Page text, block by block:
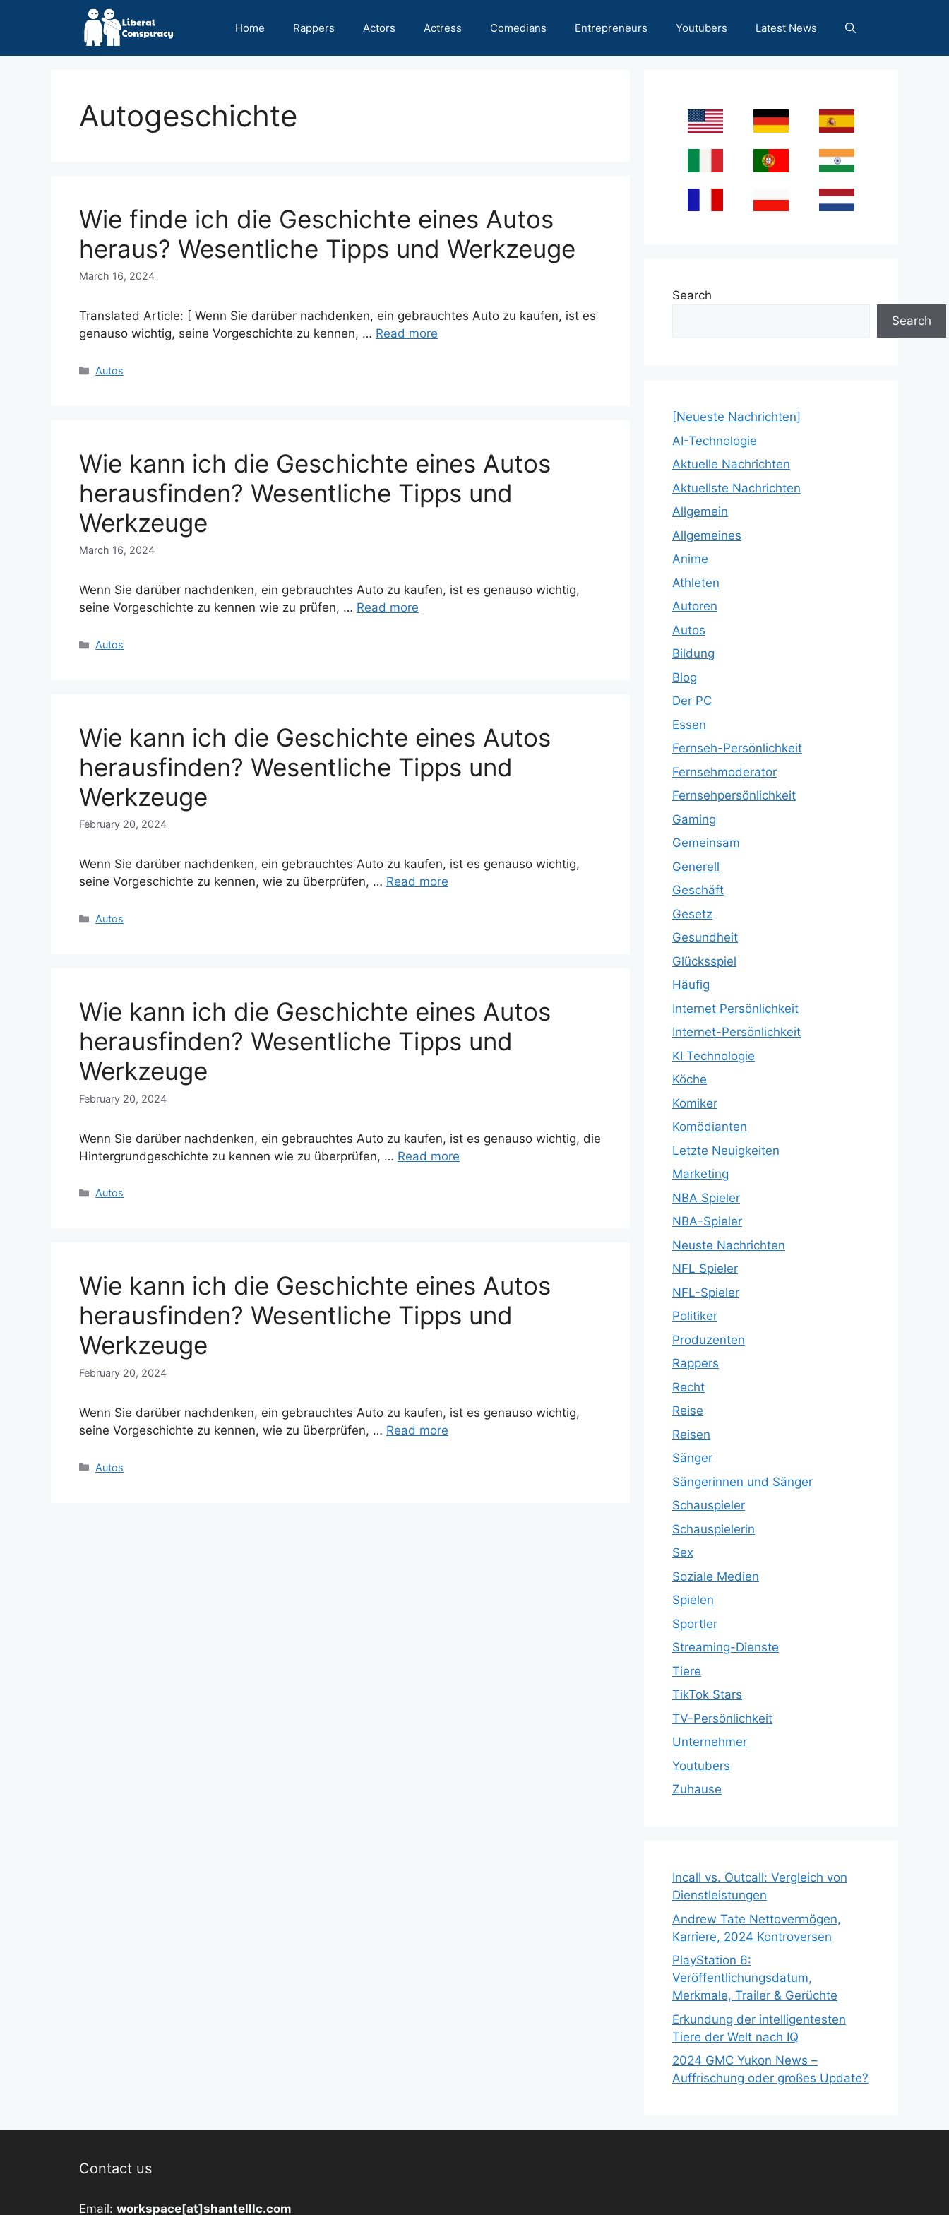
Home Rappers Actors Actress Comedians Entrepreneurs Youtubers Latest News
Autogeschichte
Wie finde ich die Geschichte eines Autos
heraus? Wesentliche Tipps und Werkzeuge
March 16, 2024
Translated Article: [ Wenn Sie darüber nachdenken, ein gebrauchtes Auto zu kaufen, ist es
genauso wichtig, seine Vorgeschichte zu kennen, … Read more
Categories
Autos
Wie kann ich die Geschichte eines Autos
herausfinden? Wesentliche Tipps und
Werkzeuge
March 16, 2024
Wenn Sie darüber nachdenken, ein gebrauchtes Auto zu kaufen, ist es genauso wichtig,
seine Vorgeschichte zu kennen wie zu prüfen, … Read more
Categories
Autos
Wie kann ich die Geschichte eines Autos
herausfinden? Wesentliche Tipps und
Werkzeuge
February 20, 2024
Wenn Sie darüber nachdenken, ein gebrauchtes Auto zu kaufen, ist es genauso wichtig,
seine Vorgeschichte zu kennen, wie zu überprüfen, … Read more
Categories
Autos
Wie kann ich die Geschichte eines Autos
herausfinden? Wesentliche Tipps und
Werkzeuge
February 20, 2024
Wenn Sie darüber nachdenken, ein gebrauchtes Auto zu kaufen, ist es genauso wichtig, die
Hintergrundgeschichte zu kennen wie zu überprüfen, … Read more
Categories
Autos
Wie kann ich die Geschichte eines Autos
herausfinden? Wesentliche Tipps und
Werkzeuge
February 20, 2024
Wenn Sie darüber nachdenken, ein gebrauchtes Auto zu kaufen, ist es genauso wichtig,
seine Vorgeschichte zu kennen, wie zu überprüfen, … Read more
Categories
Autos
Search
Search
[Neueste Nachrichten]
AI-Technologie
Aktuelle Nachrichten
Aktuellste Nachrichten
Allgemein
Allgemeines
Anime
Athleten
Autoren
Autos
Bildung
Blog
Der PC
Essen
Fernseh-Persönlichkeit
Fernsehmoderator
Fernsehpersönlichkeit
Gaming
Gemeinsam
Generell
Geschäft
Gesetz
Gesundheit
Glücksspiel
Häufig
Internet Persönlichkeit
Internet-Persönlichkeit
KI Technologie
Köche
Komiker
Komödianten
Letzte Neuigkeiten
Marketing
NBA Spieler
NBA-Spieler
Neuste Nachrichten
NFL Spieler
NFL-Spieler
Politiker
Produzenten
Rappers
Recht
Reise
Reisen
Sänger
Sängerinnen und Sänger
Schauspieler
Schauspielerin
Sex
Soziale Medien
Spielen
Sportler
Streaming-Dienste
Tiere
TikTok Stars
TV-Persönlichkeit
Unternehmer
Youtubers
Zuhause
Incall vs. Outcall: Vergleich von
Dienstleistungen
Andrew Tate Nettovermögen,
Karriere, 2024 Kontroversen
PlayStation 6:
Veröffentlichungsdatum,
Merkmale, Trailer & Gerüchte
Erkundung der intelligentesten
Tiere der Welt nach IQ
2024 GMC Yukon News –
Auffrischung oder großes Update?
Contact us
Email: workspace[at]shantelllc.com